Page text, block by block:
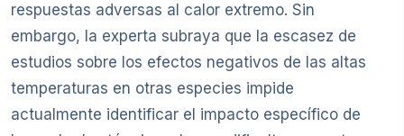
respuestas adversas al calor extremo. Sin
embargo, la experta subraya que la escasez de
estudios sobre los efectos negativos de las altas
temperaturas en otras especies impide
actualmente identificar el impacto específico de